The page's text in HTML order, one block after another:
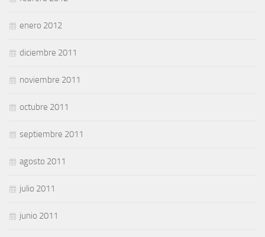
enero 2012
diciembre 2011
noviembre 2011
octubre 2011
septiembre 2011
agosto 2011
julio 2011
junio 2011